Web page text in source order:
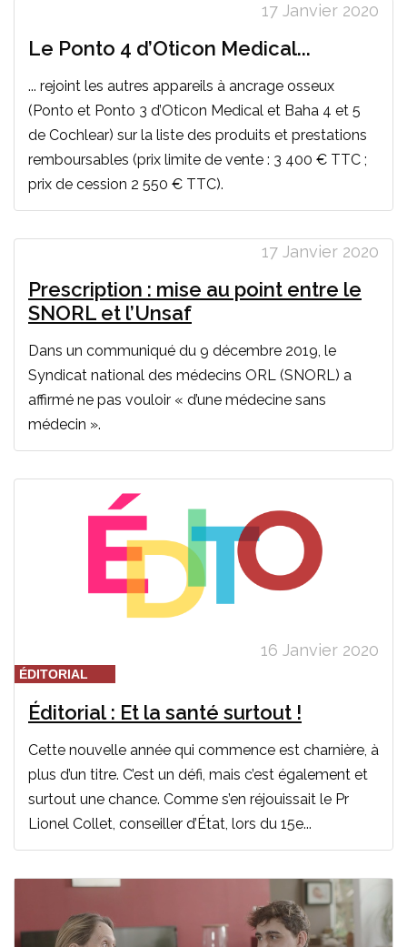
17 Janvier 2020
Le Ponto 4 d’Oticon Medical...
... rejoint les autres appareils à ancrage osseux
(Ponto et Ponto 3 d’Oticon Medical et Baha 4 et 5
de Cochlear) sur la liste des produits et prestations
remboursables (prix limite de vente : 3 400 € TTC ;
prix de cession 2 550 € TTC).
17 Janvier 2020
Prescription : mise au point entre le
SNORL et l’Unsaf
Dans un communiqué du 9 décembre 2019, le
Syndicat national des médecins ORL (SNORL) a
affirmé ne pas vouloir « d’une médecine sans
médecin ».
16 Janvier 2020
ÉDITORIAL
Éditorial : Et la santé surtout !
Cette nouvelle année qui commence est charnière, à
plus d’un titre. C’est un défi, mais c’est également et
surtout une chance. Comme s’en réjouissait le Pr
Lionel Collet, conseiller d’État, lors du 15e...